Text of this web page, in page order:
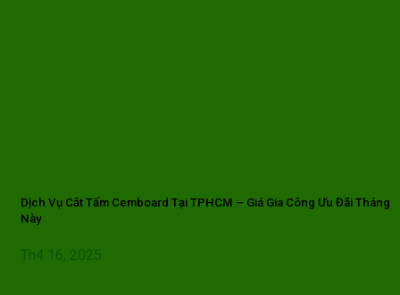
Dịch Vụ Cắt Tấm Cemboard Tại TPHCM – Giá Gia Công Ưu Đãi Tháng
Này
Th4 16, 2025